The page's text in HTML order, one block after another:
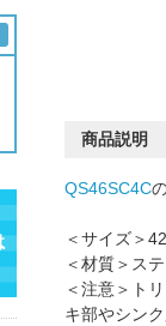
商品説明
QS46SC4C
＜サイズ＞
＜材質＞ス
＜注意＞ト
キ部やシン